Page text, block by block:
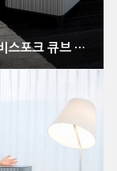
삼성전자, AI 기능 프리미엄 공기청정기 ‘비스포크 큐브 에어 인피니트 라인’ 출시